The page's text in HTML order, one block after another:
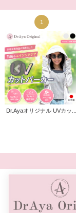
1
Dr.Ayaオリジナル UVカッ...